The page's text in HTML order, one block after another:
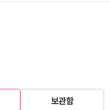
보관함